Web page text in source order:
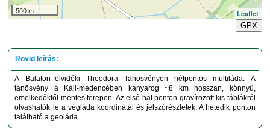
500 m
Leaflet
GPX
A Balaton-felvidéki Theodora Tanösvényen hétpontos multiláda. A
tanösvény a Káli-medencében kanyarog ~8 km hosszan, könnyű,
emelkedőktől mentes terepen. Az első hat ponton gravírozott kis táblákról
olvashatók le a végláda koordinátái és jelszórészletek. A hetedik ponton
található a geoláda.